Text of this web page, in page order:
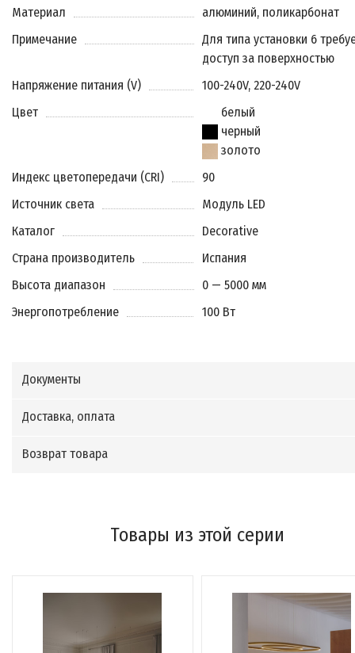
Материал
алюминий, поликарбонат
Примечание
Для типа установки 6
доступ за поверхностью
Напряжение питания (V)
100-240V, 220-240V
Цвет
белый
черный
золото
Индекс цветопередачи (CRI)
90
Источник света
Модуль LED
Каталог
Decorative
Страна производитель
Испания
Высота диапазон
0 — 5000 мм
Энергопотребление
100 Вт
Документы
Доставка, оплата
Возврат товара
Товары из этой серии